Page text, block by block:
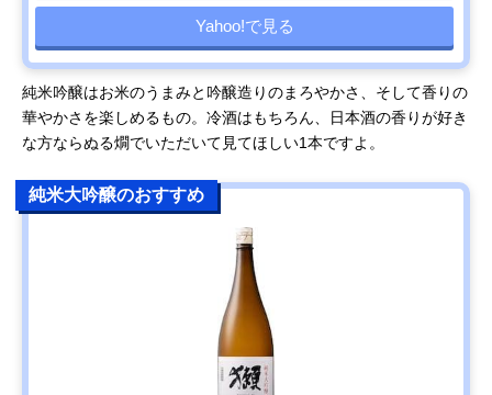
Yahoo!で見る
純米吟醸はお米のうまみと吟醸造りのまろやかさ、そして香りの
華やかさを楽しめるもの。冷酒はもちろん、日本酒の香りが好き
な方ならぬる燗でいただいて見てほしい1本ですよ。
純米大吟醸のおすすめ